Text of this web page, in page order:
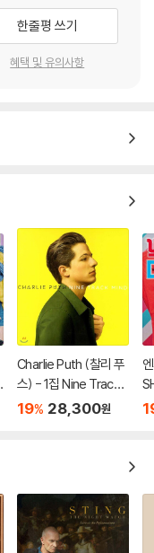
한줄평 쓰기
혜택 및 유의사항
Charlie Puth (찰리 푸
스) - 1집 Nine Track
Mind [LP]
19% 28,300원